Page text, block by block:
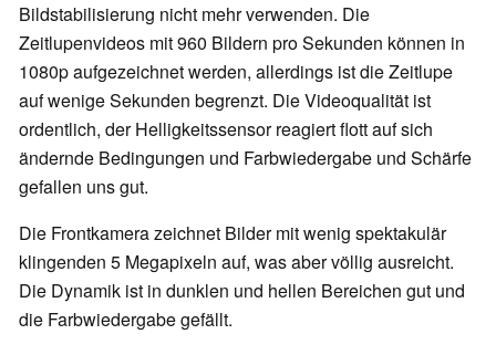
Bildstabilisierung nicht mehr verwenden. Die
Zeitlupenvideos mit 960 Bildern pro Sekunden können in
1080p aufgezeichnet werden, allerdings ist die Zeitlupe
auf wenige Sekunden begrenzt. Die Videoqualität ist
ordentlich, der Helligkeitssensor reagiert flott auf sich
ändernde Bedingungen und Farbwiedergabe und Schärfe
gefallen uns gut.
Die Frontkamera zeichnet Bilder mit wenig spektakulär
klingenden 5 Megapixeln auf, was aber völlig ausreicht.
Die Dynamik ist in dunklen und hellen Bereichen gut und
die Farbwiedergabe gefällt.